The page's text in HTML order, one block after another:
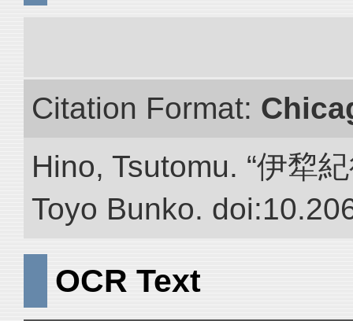
Citation Format:
Hino, Tsutomu. “伊犂
Toyo Bunko.
OCR Text